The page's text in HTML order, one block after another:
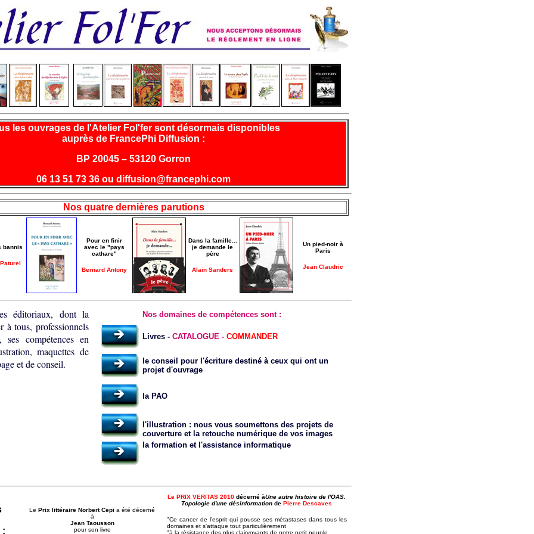
les ouvrages de l'Atelier Fol'fer sont désormais disponibles
auprès de FrancePhi Diffusion :
BP 20045 – 53120 Gorron
06 13 51 73 36 ou diffusion@francephi.com
Nos quatre dernières parutions
bannis
Pour en finir
avec le "pays
cathare"
Bernard Antony
Dans la famille...
je demande le
père
Alain Sanders
Un pied-noir à
Paris
Jean Claudric
éditoriaux, dont la
à tous, professionnels
compétences en
maquettes de
et de conseil.
Nos domaines de compétences sont :
Livres - CATALOGUE - COMMANDER
le conseil pour l'écriture destiné à ceux qui ont un
projet d'ouvrage
la PAO
l'illustration : nous vous soumettons des projets de
couverture et la retouche numérique de vos images
la formation et l'assistance informatique
:
Le Prix littéraire Norbert Cepi a été décerné
à
Jean Taousson
pour son livre
Le PRIX VERITAS 2010 décerné àUne autre histoire de l'OAS.
Topologie d'une désinformation de Pierre Descaves
"Ce cancer de l'esprit qui pousse ses métastases dans tous les
domaines et s'attaque tout particulièrement
"à la résistance des plus clairvoyants de notre petit peuple...